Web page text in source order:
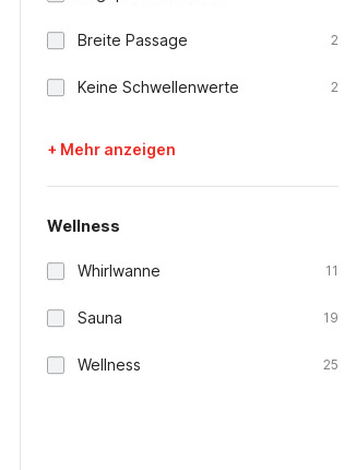
Breite Passage 2
Keine Schwellenwerte 2
+ Mehr anzeigen
Wellness
Whirlwanne 11
Sauna 19
Wellness 25